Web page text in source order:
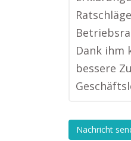
Dank ihm
bessere
Nachricht